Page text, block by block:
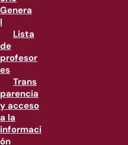
Genera
l
Lista
de
profesor
es
Trans
parencia
y acceso
a la
informaci
ón